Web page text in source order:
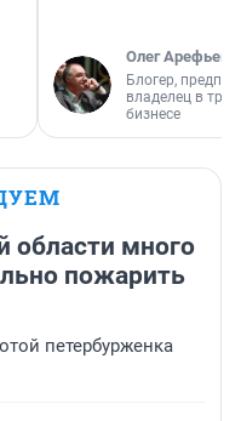
Олег Арефьев
Блогер,
владелец в
бизнесе
области много
пожарить
петербурженка